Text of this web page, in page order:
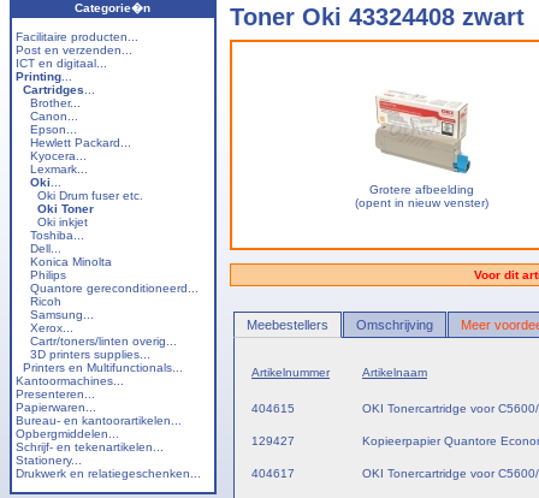
Categorie�n
Facilitaire producten...
Post en verzenden...
ICT en digitaal...
Printing
Cartridges
Brother...
Canon...
Epson...
Hewlett Packard...
Kyocera...
Lexmark...
Oki
Oki Drum fuser etc.
Oki Toner
Oki inkjet
Toshiba...
Dell...
Konica Minolta
Philips
Quantore gereconditioneerd...
Ricoh
Samsung...
Xerox...
Cartr/toners/linten overig...
3D printers supplies...
Printers en Multifunctionals...
Kantoormachines...
Presenteren...
Papierwaren...
Bureau- en kantoorartikelen...
Opbergmiddelen...
Schrijf- en tekenartikelen...
Stationery...
Drukwerk en relatiegeschenken...
Toner Oki 43324408 zwart
Grotere afbeelding
(opent in nieuw venster)
Voor dit
Meebestellers Omschrijving Meer
Artikelnummer Artikelnaam
404615 OKI Tonercartridge voor
129427 Kopieerpapier Quantore
404617 OKI Tonercartridge voor